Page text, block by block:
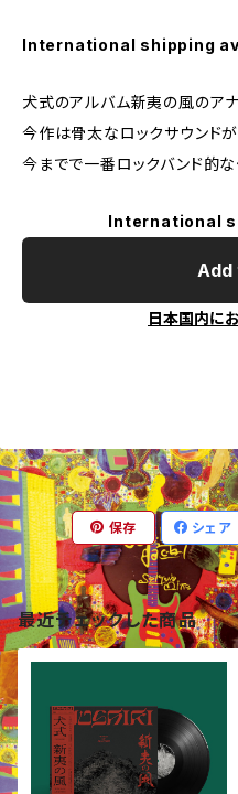
International shipping
犬式のアルバム新夷の風のアナ
今作は骨太なロックサウンドが
今までで一番ロックバンド的な
International
日本国内に
保存 シェア
最近チェックした商品